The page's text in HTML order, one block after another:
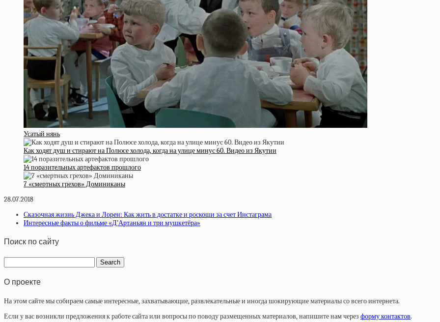
Усатый нянь
Как ходят душ и стирают на Полюсе холода, когда на улице минус 60. Видео из Якутии
14 поразительных артефактов прошлого
7 «смертных грехов» Доминиканы
28.07.2018
Сказочная жизнь Джека и Лорен: Как жить в достатке и роскоши за счет Инстаграма
Интересные факты о фильме «Д’Артаньян и три мушкетёра»
Поиск по сайту
О проекте
На этом сайте мы собираем самые интересные, захватывающие, развлекательные и иногда шокирующие материалы со всего интернета.
Если у вас возникли предложения к работе сайта или вопросы по поводу размещенных материалов, напишите нам через форму контактов.